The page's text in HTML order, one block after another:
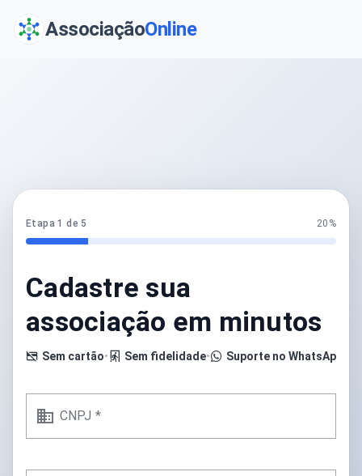
AssociaçãoOnline
Etapa 1 de 5 20%
Cadastre sua
associação em minutos
Sem cartão• Sem fidelidade• Suporte no WhatsApp
CNPJ *